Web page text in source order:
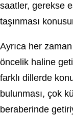
saatler, gerekse
taşınması
Ayrıca her
öncelik haline
farklı dillerde
bulunması, çok
beraberinde